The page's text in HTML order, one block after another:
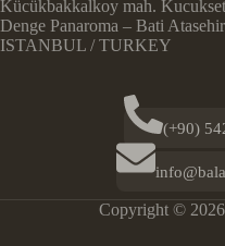
Kücükbakkalkoy mah.
Denge Panaroma – Bati Atasehir
ISTANBUL / TURKEY
(+90)
Copyright ©